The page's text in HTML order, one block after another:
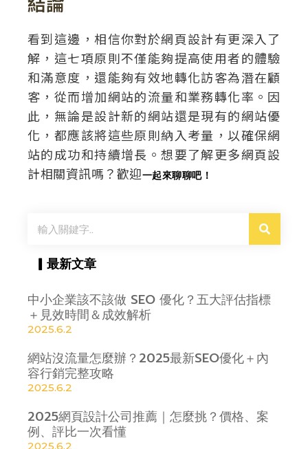
看到這邊，相信你對於網頁設計有更深入了
解，這七項原則不僅能夠提高使用者的體驗
和滿意度，還能夠有效地轉化訪客為潛在顧
客，從而增加網站的流量和業務轉化率。因
此，無論是設計新的網站還是現有的網站優
化，都應該將這些原則納入考量，以確保網
站的成功和持續增長。想要了解更多網頁設
計相關資訊嗎？歡迎一起來聊聊吧！
尋
▎最新文章
中小企業該不該做 SEO 優化？五大評估指標
＋見效時間＆成效解析
2025.6.2
網站沒流量怎麼辦？2025最新SEO優化＋內
容行銷完整攻略
2025.6.2
2025網頁設計公司推薦｜怎麼挑？價格、案
例、評比一次看懂
2025.6.2